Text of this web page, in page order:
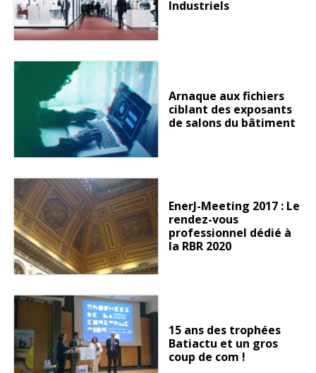
Industriels
Arnaque aux fichiers
ciblant des exposants
de salons du bâtiment
EnerJ-Meeting 2017 : Le
rendez-vous
professionnel dédié à
la RBR 2020
15 ans des trophées
Batiactu et un gros
coup de com !